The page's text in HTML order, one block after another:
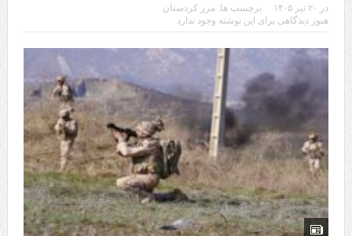
در ۲۰ تیر ۱۴۰۵ برچسب ها: مرز کردستان
هنوز دیدگاهی برای این نوشته وجود ندارد